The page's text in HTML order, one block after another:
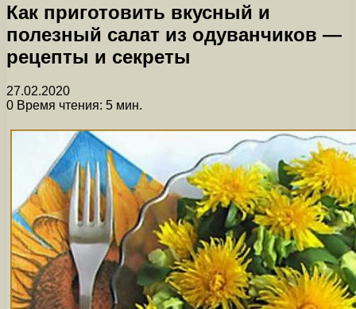
Как приготовить вкусный и
полезный салат из одуванчиков —
рецепты и секреты
27.02.2020
0 Время чтения: 5 мин.